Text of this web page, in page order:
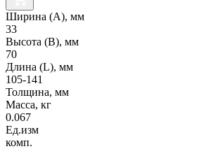
Ширина (А), мм
33
Высота (В), мм
70
Длина (L), мм
105-141
Толщина, мм
Масса, кг
0.067
Ед.изм
комп.